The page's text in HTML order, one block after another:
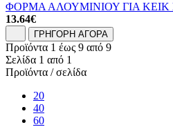
ΦΟΡΜΑ ΑΛΟΥΜΙΝΙΟΥ ΓΙΑ ΚΕΙΚ
13.64€
ΓΡΗΓΟΡΗ ΑΓΟΡΑ
Προϊόντα 1 έως 9 από 9
Σελίδα 1 από 1
Προϊόντα / σελίδα
20
40
60